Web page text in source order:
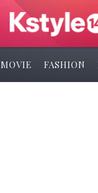
MOVIE FASHION